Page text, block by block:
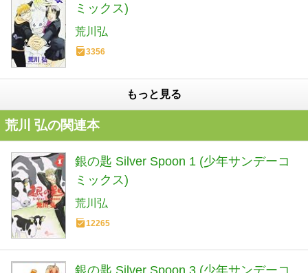
ミックス)
荒川弘
3356
もっと見る
荒川 弘の関連本
銀の匙 Silver Spoon 1 (少年サンデーコ
ミックス)
荒川弘
12265
銀の匙 Silver Spoon 3 (少年サンデーコ